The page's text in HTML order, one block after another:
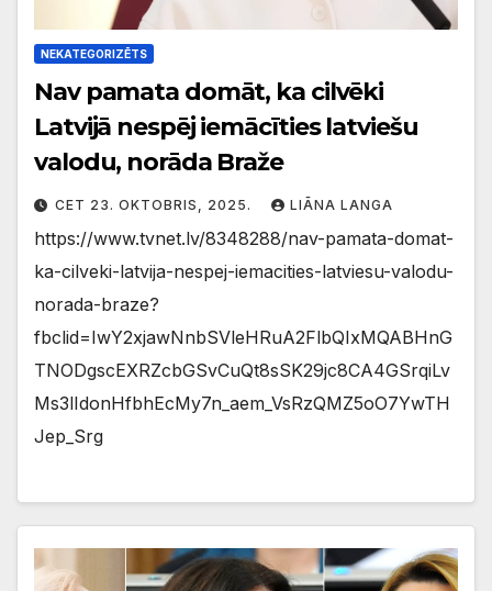
NEKATEGORIZĒTS
Nav pamata domāt, ka cilvēki
Latvijā nespēj iemācīties latviešu
valodu, norāda Braže
CET 23. OKTOBRIS, 2025. LIĀNA LANGA
https://www.tvnet.lv/8348288/nav-pamata-domat-
ka-cilveki-latvija-nespej-iemacities-latviesu-valodu-
norada-braze?
fbclid=IwY2xjawNnbSVleHRuA2FlbQIxMQABHnG
TNODgscEXRZcbGSvCuQt8sSK29jc8CA4GSrqiLv
Ms3lIdonHfbhEcMy7n_aem_VsRzQMZ5oO7YwTH
Jep_Srg